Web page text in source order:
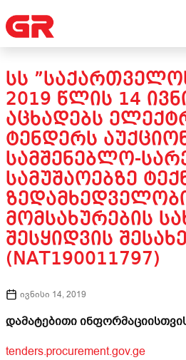
ᲡᲡ
2019 ᲬᲚᲘᲡ 14
ᲐᲪᲮᲐᲓᲔᲑᲡ
ᲢᲔᲜᲓᲔᲠᲡ
ᲡᲐᲛᲨᲔᲜᲔᲑᲚᲝ-
ᲡᲐᲛᲣᲨᲐᲝᲔᲑᲖᲔ
ᲛᲝᲛᲡᲐᲮᲣᲠᲔᲑᲘᲡ
ᲨᲔᲡᲧᲘᲓᲕᲘᲡ
(NAT190011797)
ივნისი 14, 2019
დამატებითი
tenders.procurement.gov.ge